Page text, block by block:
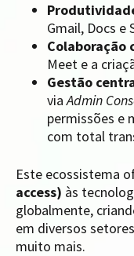
Gmail, Docs e
Colaboração
Meet e a
Gestão
viaAdmin
permissões e
com total
Este ecossistema
access) às
globalmente,
em diversos
muito mais.